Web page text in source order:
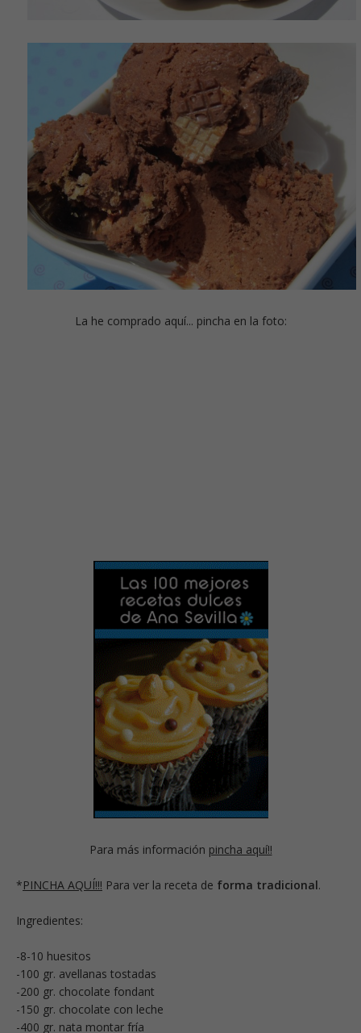
La he comprado aquí... pincha en la foto:
Para más información pincha aquí!!
*PINCHA AQUÍ!!! Para ver la receta de forma tradicional.
Ingredientes:
-8-10 huesitos
-100 gr. avellanas tostadas
-200 gr. chocolate fondant
-150 gr. chocolate con leche
-400 gr. nata montar fría